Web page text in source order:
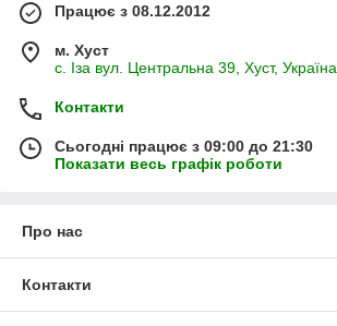
Працює з 08.12.2012
м. Хуст
с. Іза вул. Центральна 39, Хуст, Україна
Контакти
Сьогодні працює з 09:00 до 21:30
Показати весь графік роботи
Про нас
Контакти